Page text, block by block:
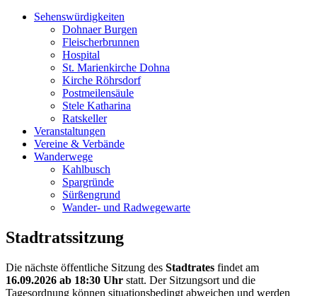
Sehenswürdigkeiten
Dohnaer Burgen
Fleischerbrunnen
Hospital
St. Marienkirche Dohna
Kirche Röhrsdorf
Postmeilensäule
Stele Katharina
Ratskeller
Veranstaltungen
Vereine & Verbände
Wanderwege
Kahlbusch
Spargründe
Sürßengrund
Wander- und Radwegewarte
Stadtratssitzung
Die nächste öffentliche Sitzung des Stadtrates findet am
16.09.2026 ab 18:30 Uhr statt. Der Sitzungsort und die
Tagesordnung können situationsbedingt abweichen und werden